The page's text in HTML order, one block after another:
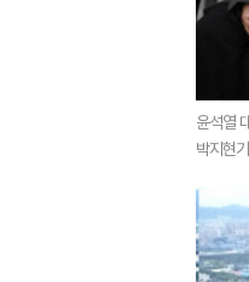
윤석열
박지현